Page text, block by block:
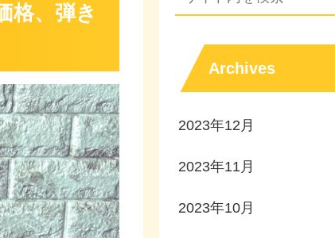
格、弾き
Archives
2023年12月
2023年11月
2023年10月